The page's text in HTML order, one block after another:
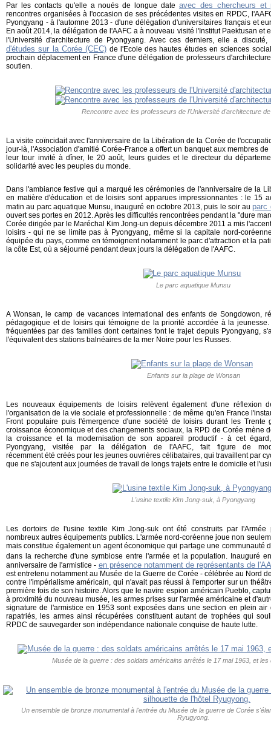
Par les contacts qu'elle a noués de longue date avec des chercheurs et
rencontres organisées à l'occasion de ses précédentes visites en RPDC,
Pyongyang - à l'automne 2013 - d'une délégation d'universitaires français et
En août 2014, la délégation de l'AAFC a à nouveau visité l'Institut Paektusan et
l'Université d'architecture de Pyongyang. Avec ces derniers, elle a
d'études sur la Corée (CEC) de l'Ecole des hautes études en sciences
prochain déplacement en France d'une délégation de professeurs
soutien.
Rencontre avec les professeurs de l'Université d'architecture
La visite coïncidait avec l'anniversaire de la Libération de la Corée de
jour-là, l'Association d'amitié Corée-France a offert un banquet aux membres
leur tour invité à dîner, le 20 août, leurs guides et le directeur du
solidarité avec les peuples du monde.
Dans l'ambiance festive qui a marqué les cérémonies de l'anniversaire de la
en matière d'éducation et de loisirs sont apparues impressionnantes : le 15
matin au parc aquatique Munsu, inauguré en octobre 2013, puis le soir au parc
ouvert ses portes en 2012. Après les difficultés rencontrées pendant la "dure
Corée dirigée par le Maréchal Kim Jong-un depuis décembre 2011 a mis
loisirs - qui ne se limite pas à Pyongyang, même si la capitale nord-
équipée du pays, comme en témoignent notamment le parc d'attraction et la
la côte Est, où a séjourné pendant deux jours la délégation de l'AAFC.
Le parc aquatique Munsu
A Wonsan, le camp de vacances international des enfants de Songdowon,
pédagogique et de loisirs qui témoigne de la priorité accordée à la
fréquentées par des familles dont certaines font le trajet depuis Pyongyang,
l'équivalent des stations balnéaires de la mer Noire pour les Russes.
Enfants sur la plage de Wonsan
Les nouveaux équipements de loisirs relèvent également d'une réflexion
l'organisation de la vie sociale et professionnelle : de même qu'en France
Front populaire puis l'émergence d'une société de loisirs durant les
croissance économique et des changements sociaux, la RPD de Corée mène
la croissance et la modernisation de son appareil productif - à cet
Pyongyang, visitée par la délégation de l'AAFC, fait figure de
récemment été créés pour les jeunes ouvrières célibataires, qui travaillent par
que ne s'ajoutent aux journées de travail de longs trajets entre le domicile et
L'usine textile Kim Jong-suk, à Pyongyang
Les dortoirs de l'usine textile Kim Jong-suk ont été construits par
nombreux autres équipements publics. L'armée nord-coréenne joue non
mais constitue également un agent économique qui partage une communauté
dans la recherche d'une symbiose entre l'armée et la population. Inauguré
anniversaire de l'armistice - en présence notamment de représentants de
est entretenu notamment au Musée de la Guerre de Corée - célébrée au Nord
contre l'impérialisme américain, qui n'avait pas réussi à l'emporter sur un
première fois de son histoire. Alors que le navire espion américain Pueblo,
à proximité du nouveau musée, les armes prises sur l'armée américaine et
signature de l'armistice en 1953 sont exposées dans une section en plein
rapatriés, les armes ainsi récupérées constituent autant de trophées qui
RPDC de sauvegarder son indépendance nationale conquise de haute lutte.
Musée de la guerre : des soldats américains arrêtés le 17 mai 1963, et les
Un ensemble de bronze monumental à l'entrée du Musée de la guerre de Corée
Ryugyong.